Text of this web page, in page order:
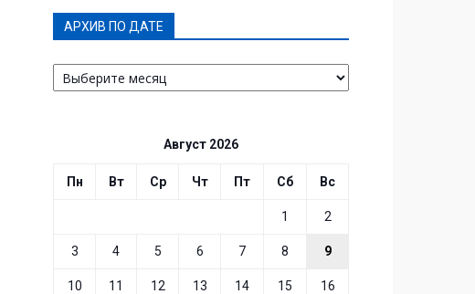
АРХИВ ПО ДАТЕ
АРХИВ
ПО
Август 2026
Пн Вт Ср Чт Пт Сб Вс
1 2
3 4 5 6 7 8 9
10 11 12 13 14 15 16